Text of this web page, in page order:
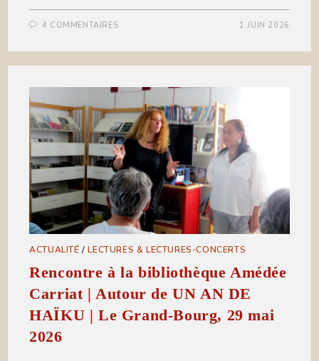
4 COMMENTAIRES 1 JUIN 2026
ACTUALITÉ /LECTURES & LECTURES-CONCERTS
Rencontre à la bibliothèque Amédée
Carriat | Autour de UN AN DE
HAÏKU | Le Grand-Bourg, 29 mai
2026